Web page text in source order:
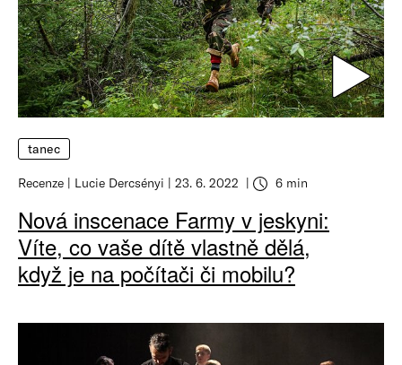
tanec
Recenze Lucie Dercsényi 23. 6. 2022 6 min
Nová inscenace Farmy v jeskyni:
Víte, co vaše dítě vlastně dělá,
když je na počítači či mobilu?